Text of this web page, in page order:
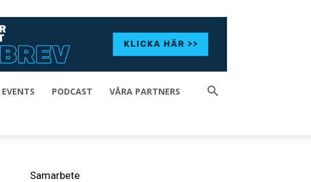
EVENTS PODCAST VÅRA PARTNERS
Samarbete